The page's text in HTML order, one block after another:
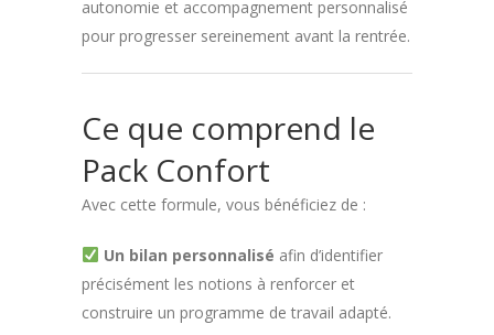
autonomie et accompagnement personnalisé
pour progresser sereinement avant la rentrée.
Ce que comprend le
Pack Confort
Avec cette formule, vous bénéficiez de :
Un bilan personnalisé afin d’identifier
précisément les notions à renforcer et
construire un programme de travail adapté.